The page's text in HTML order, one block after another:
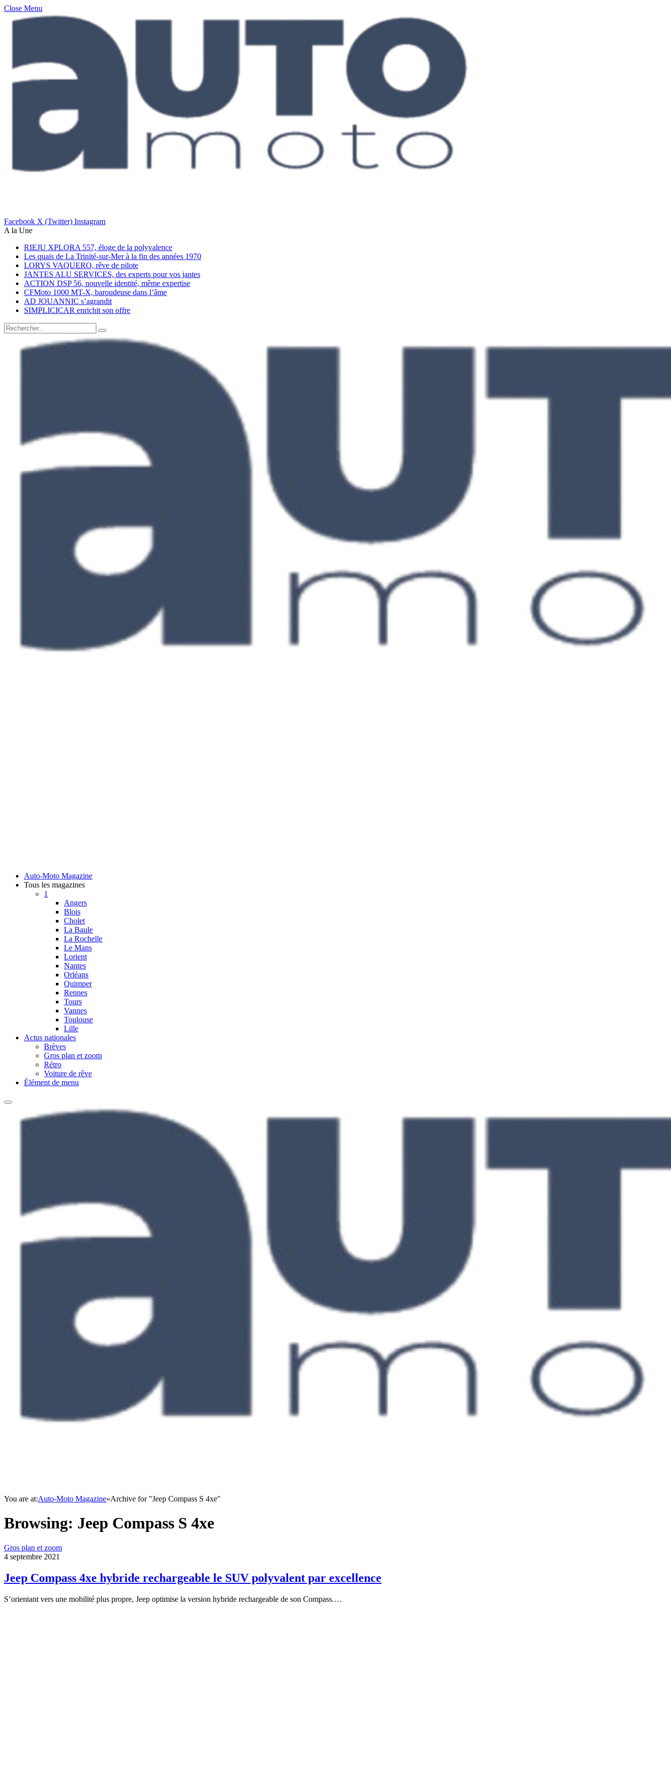
Close Menu
Facebook X (Twitter) Instagram
A la Une
RIEJU XPLORA 557, éloge de la polyvalence
Les quais de La Trinité-sur-Mer à la fin des années 1970
LORYS VAQUERO, rêve de pilote
JANTES ALU SERVICES, des experts pour vos jantes
ACTION DSP 56, nouvelle identité, même expertise
CFMoto 1000 MT-X, baroudeuse dans l’âme
AD JOUANNIC s’agrandit
SIMPLICICAR enrichit son offre
Auto-Moto Magazine
Tous les magazines
1
Angers
Blois
Cholet
La Baule
La Rochelle
Le Mans
Lorient
Nantes
Orléans
Quimper
Rennes
Tours
Vannes
Toulouse
Lille
Actus nationales
Brèves
Gros plan et zoom
Rétro
Voiture de rêve
Élément de menu
You are at:Auto-Moto Magazine»Archive for "Jeep Compass S 4xe"
Browsing: Jeep Compass S 4xe
Gros plan et zoom
4 septembre 2021
Jeep Compass 4xe hybride rechargeable le SUV polyvalent par excellence
S’orientant vers une mobilité plus propre, Jeep optimise la version hybride rechargeable de son Compass.…